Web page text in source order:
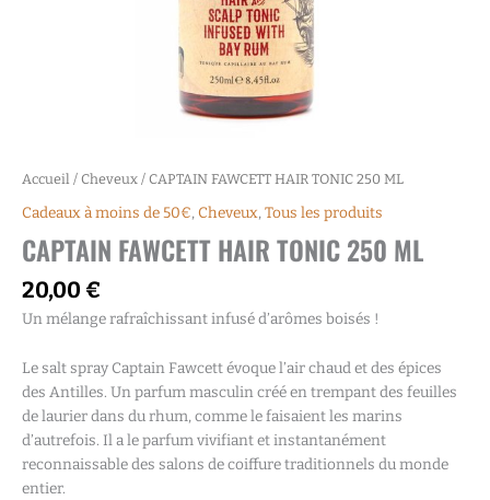
Accueil / Cheveux / CAPTAIN FAWCETT HAIR TONIC 250 ML
Cadeaux à moins de 50€,Cheveux,Tous les produits
CAPTAIN FAWCETT HAIR TONIC 250 ML
20,00 €
Un mélange rafraîchissant infusé d’arômes boisés !
Le salt spray Captain Fawcett évoque l’air chaud et des épices
des Antilles. Un parfum masculin créé en trempant des feuilles
de laurier dans du rhum, comme le faisaient les marins
d’autrefois. Il a le parfum vivifiant et instantanément
reconnaissable des salons de coiffure traditionnels du monde
entier.